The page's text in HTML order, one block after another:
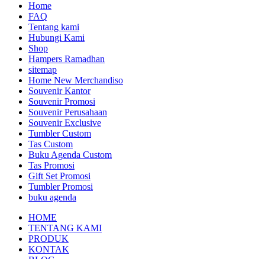
Home
FAQ
Tentang kami
Hubungi Kami
Shop
Hampers Ramadhan
sitemap
Home New Merchandiso
Souvenir Kantor
Souvenir Promosi
Souvenir Perusahaan
Souvenir Exclusive
Tumbler Custom
Tas Custom
Buku Agenda Custom
Tas Promosi
Gift Set Promosi
Tumbler Promosi
buku agenda
HOME
TENTANG KAMI
PRODUK
KONTAK